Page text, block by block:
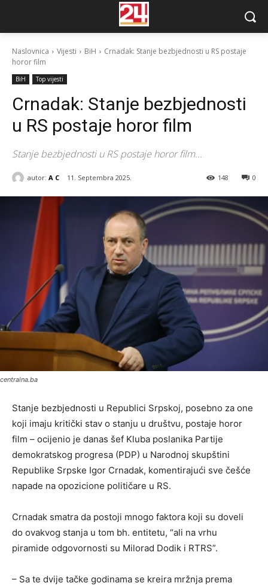
Naslovnica Vijesti BiH
Crnadak: Stanje bezbjednosti u RS postaje
horor film
BiH Top vijesti
Crnadak: Stanje bezbjednosti
u RS postaje horor film
Stanje bezbjednosti u RS postaje horor film...
autor: A C 11. Septembra 2025. 0
148
centralna.ba
Stanje bezbjednosti u Republici Srpskoj, posebno za one
koji imaju kritički stav o stanju u društvu, postaje horor
film – ocijenio je danas šef Kluba poslanika Partije
demokratskog progresa (PDP) u Narodnoj skupštini
Republike Srpske Igor Crnadak, komentirajući sve češće
napade na opozicione političare u RS.
Crnadak smatra da postoji mnogo faktora koji su doveli
do ovakvog stanja u tom bh. entitetu, “ali na vrhu
piramide odgovornosti su Milorad Dodik i RTRS”.
– Sa te dvije tačke godinama se kreira mržnja prema